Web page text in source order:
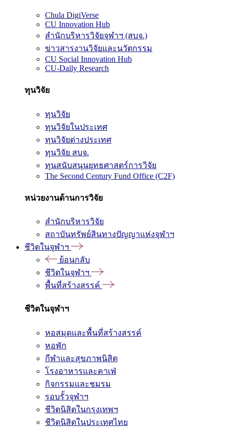
Chula DigiVerse
CU Innovation Hub
สำนักบริหารวิจัยจุฬาฯ (สบจ.)
ข่าวสารงานวิจัยและนวัตกรรม
CU Social Innovation Hub
CU-Daily Research
ทุนวิจัย
ทุนวิจัย
ทุนวิจัยในประเทศ
ทุนวิจัยต่างประเทศ
ทุนวิจัย สบจ.
ทุนสนับสนุนยุทธศาสตร์การวิจัย
The Second Century Fund Office (C2F)
หน่วยงานด้านการวิจัย
สำนักบริหารวิจัย
สถาบันทรัพย์สินทางปัญญาแห่งจุฬาฯ
ชีวิตในจุฬาฯ
ย้อนกลับ
ชีวิตในจุฬาฯ
พื้นที่สร้างสรรค์
ชีวิตในจุฬาฯ
หอสมุดและพื้นที่สร้างสรรค์
หอพัก
กีฬาและสุขภาพนิสิต
โรงอาหารและคาเฟ่
กิจกรรมและชมรม
รอบรั้วจุฬาฯ
ชีวิตนิสิตในกรุงเทพฯ
ชีวิตนิสิตในประเทศไทย